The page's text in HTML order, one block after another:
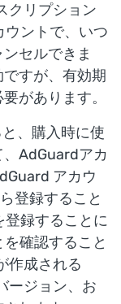
クリプション
ントで、いつ
セルできま
すが、有効期
があります。
、購入時に使
AdGuardアカ
アカウ
登録すること
登録することに
確認すること
作成される
ージョン、お